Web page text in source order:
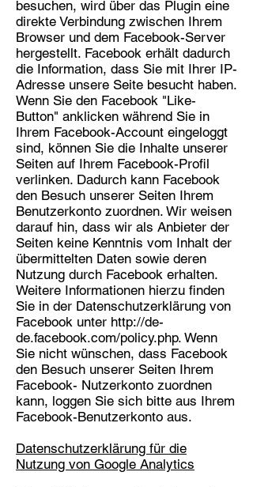
besuchen, wird über das Plugin eine
direkte Verbindung zwischen Ihrem
Browser und dem Facebook-Server
hergestellt. Facebook erhält dadurch
die Information, dass Sie mit Ihrer IP-
Adresse unsere Seite besucht haben.
Wenn Sie den Facebook "Like-
Button" anklicken während Sie in
Ihrem Facebook-Account eingeloggt
sind, können Sie die Inhalte unserer
Seiten auf Ihrem Facebook-Profil
verlinken. Dadurch kann Facebook
den Besuch unserer Seiten Ihrem
Benutzerkonto zuordnen. Wir weisen
darauf hin, dass wir als Anbieter der
Seiten keine Kenntnis vom Inhalt der
übermittelten Daten sowie deren
Nutzung durch Facebook erhalten.
Weitere Informationen hierzu finden
Sie in der Datenschutzerklärung von
Facebook unter http://de-
de.facebook.com/policy.php. Wenn
Sie nicht wünschen, dass Facebook
den Besuch unserer Seiten Ihrem
Facebook- Nutzerkonto zuordnen
kann, loggen Sie sich bitte aus Ihrem
Facebook-Benutzerkonto aus.
Datenschutzerklärung für die
Nutzung von Google Analytics